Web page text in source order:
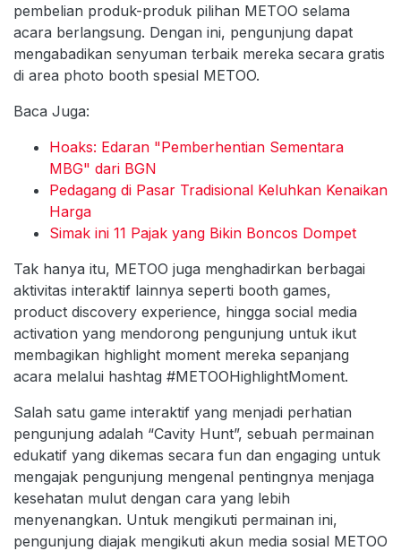
pembelian produk-produk pilihan METOO selama
acara berlangsung. Dengan ini, pengunjung dapat
mengabadikan senyuman terbaik mereka secara gratis
di area photo booth spesial METOO.
Baca Juga:
Hoaks: Edaran "Pemberhentian Sementara
MBG" dari BGN
Pedagang di Pasar Tradisional Keluhkan Kenaikan
Harga
Simak ini 11 Pajak yang Bikin Boncos Dompet
Tak hanya itu, METOO juga menghadirkan berbagai
aktivitas interaktif lainnya seperti booth games,
product discovery experience, hingga social media
activation yang mendorong pengunjung untuk ikut
membagikan highlight moment mereka sepanjang
acara melalui hashtag #METOOHighlightMoment.
Salah satu game interaktif yang menjadi perhatian
pengunjung adalah “Cavity Hunt”, sebuah permainan
edukatif yang dikemas secara fun dan engaging untuk
mengajak pengunjung mengenal pentingnya menjaga
kesehatan mulut dengan cara yang lebih
menyenangkan. Untuk mengikuti permainan ini,
pengunjung diajak mengikuti akun media sosial METOO